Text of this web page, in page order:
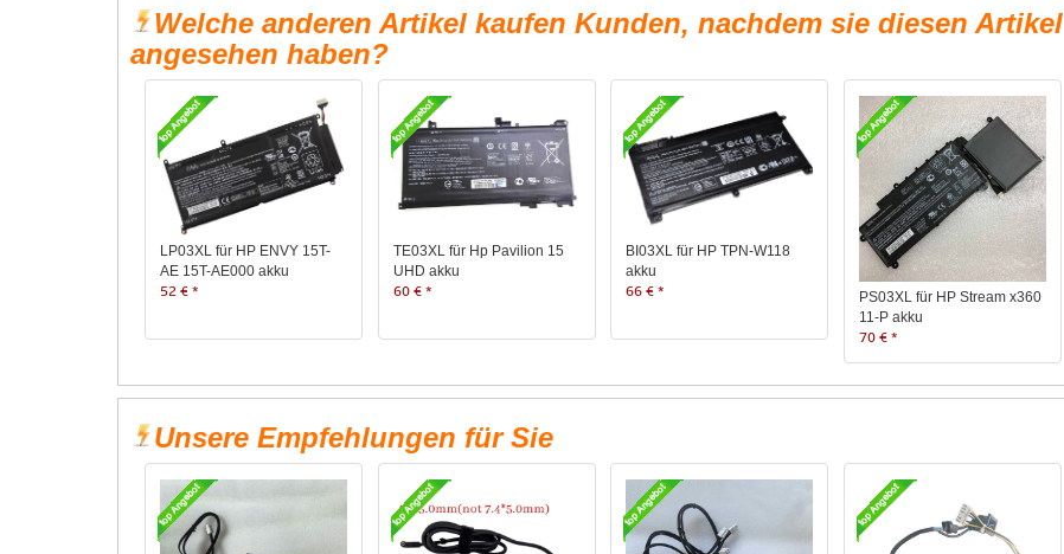
Welche anderen Artikel kaufen Kunden, nachdem sie diesen Artikel
angesehen haben?
LP03XL für HP ENVY 15T-
AE 15T-AE000 akku
52 € *
TE03XL für Hp Pavilion 15
UHD akku
60 € *
BI03XL für HP TPN-W118
akku
66 € *
PS03XL für HP Stream x360
11-P akku
70 € *
Unsere Empfehlungen für Sie